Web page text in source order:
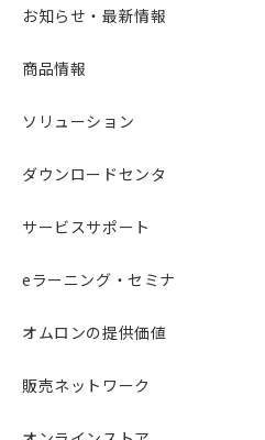
お知らせ・最新情報
商品情報
ソリューション
ダウンロードセンタ
サービスサポート
eラーニング・セミナ
オムロンの提供価値
販売ネットワーク